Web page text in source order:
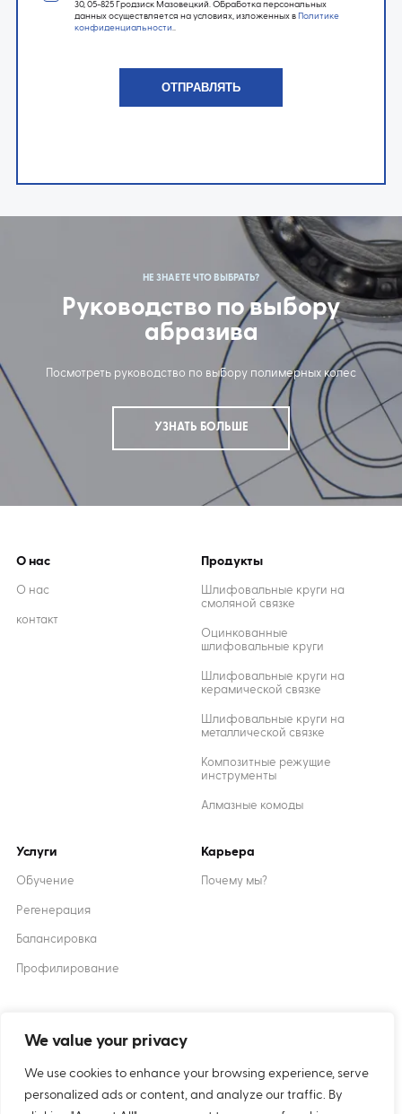
We value your privacy
We use cookies to enhance your browsing experience, serve
personalized ads or content, and analyze our traffic. By
30, 05-825 Гродзиск Мазовецкий. Обработка персональных
данных осуществляется на условиях, изложенных в Политике
конфиденциальности
НЕ ЗНАЕТЕ ЧТО ВЫБРАТЬ?
Руководство по выбору
абразива
Посмотреть руководство по выбору полимерных колес
УЗНАТЬ БОЛЬШЕ
О нас
О нас
контакт
Продукты
Шлифовальные круги на
смоляной связке
Оцинкованные
шлифовальные круги
Шлифовальные круги на
керамической связке
Шлифовальные круги на
металлической связке
Композитные режущие
инструменты
Алмазные комоды
Услуги
Обучение
Регенерация
Балансировка
Профилирование
Карьера
Почему мы?
Печенье
политика